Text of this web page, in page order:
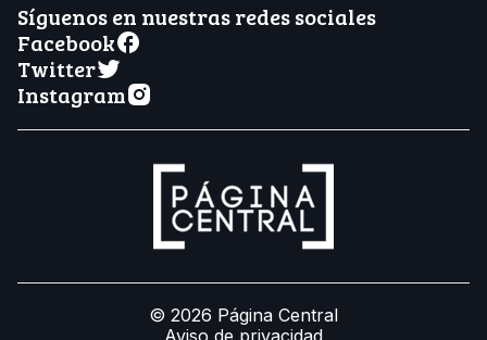
Síguenos en nuestras redes sociales
Facebook
Twitter
Instagram
© 2026 Página Central